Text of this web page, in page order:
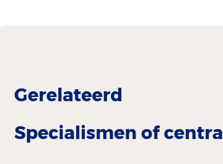
Gerelateerd
Specialismen of centra